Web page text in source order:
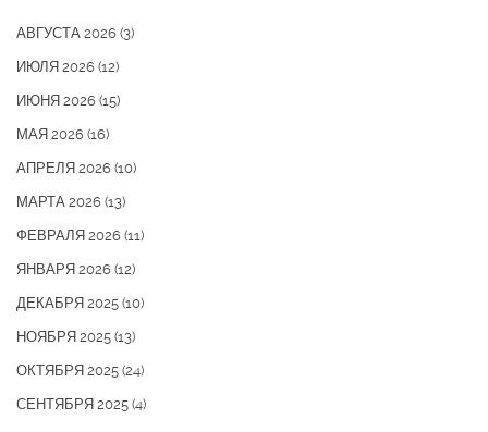
АВГУСТА 2026 (3)
ИЮЛЯ 2026 (12)
ИЮНЯ 2026 (15)
МАЯ 2026 (16)
АПРЕЛЯ 2026 (10)
МАРТА 2026 (13)
ФЕВРАЛЯ 2026 (11)
ЯНВАРЯ 2026 (12)
ДЕКАБРЯ 2025 (10)
НОЯБРЯ 2025 (13)
ОКТЯБРЯ 2025 (24)
СЕНТЯБРЯ 2025 (4)